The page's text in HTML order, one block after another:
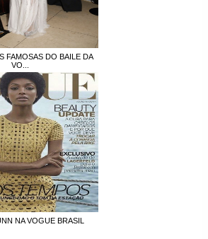
FAMOSAS DO BAILE DA
VO...
NA VOGUE BRASIL